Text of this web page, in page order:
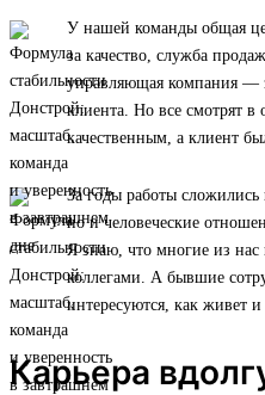
У нашей команды общая
за качество, служба
управляющая компания —
клиента. Но все смотрят в
качественным, а клиент
За годы работы сложились
но и человеческие
Я знаю, что многие из
коллегами. А бывшие
интересуются, как живет и
Карьера